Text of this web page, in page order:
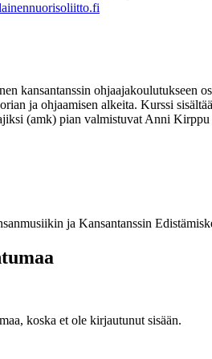
kansantanssin ohjaajakoulutukseen
ja ohjaamisen alkeita. Kurssi
(amk) pian valmistuvat Anni
ja Kansantanssin
koska et ole kirjautunut sisään.